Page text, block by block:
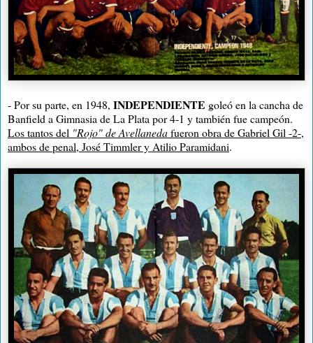
- Por su parte, en 1948, INDEPENDIENTE goleó en la cancha de
Banfield a Gimnasia de La Plata por 4-1 y también fue campeón.
Los tantos del "Rojo" de Avellanedafueron obra de Gabriel Gil -2-,
ambos de penal, José Timmler y Atilio Paramidani.